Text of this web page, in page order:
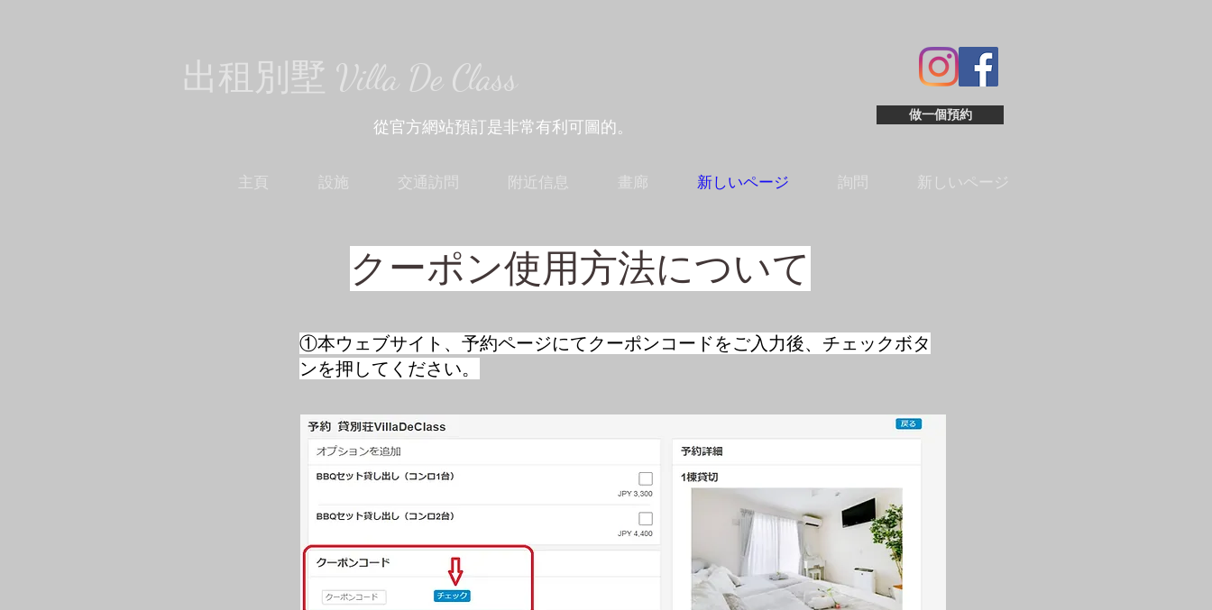
出租別墅 Villa De Class
​從官方網站預訂是非常有利可圖的。
做一個預約
主頁 設施 交通訪問 附近信息 畫廊 新しいページ 詢問 新しいページ
クーポン使用方法について
​①本ウェブサイト、予約ページにてクーポンコードをご入力後、チェックボタ
ンを押してください。